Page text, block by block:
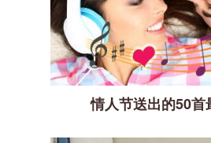
情人节送出的50首